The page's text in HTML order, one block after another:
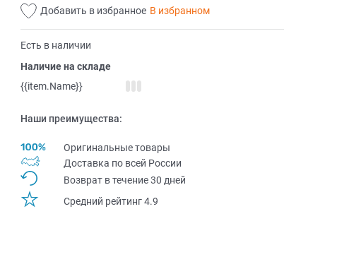
Добавить в избранное В избранном
Есть в наличии
Наличие на складе
{{item.Name}}
Наши преимущества:
Оригинальные товары
Доставка по всей Pоссии
Возврат в течение 30 дней
Средний рейтинг 4.9